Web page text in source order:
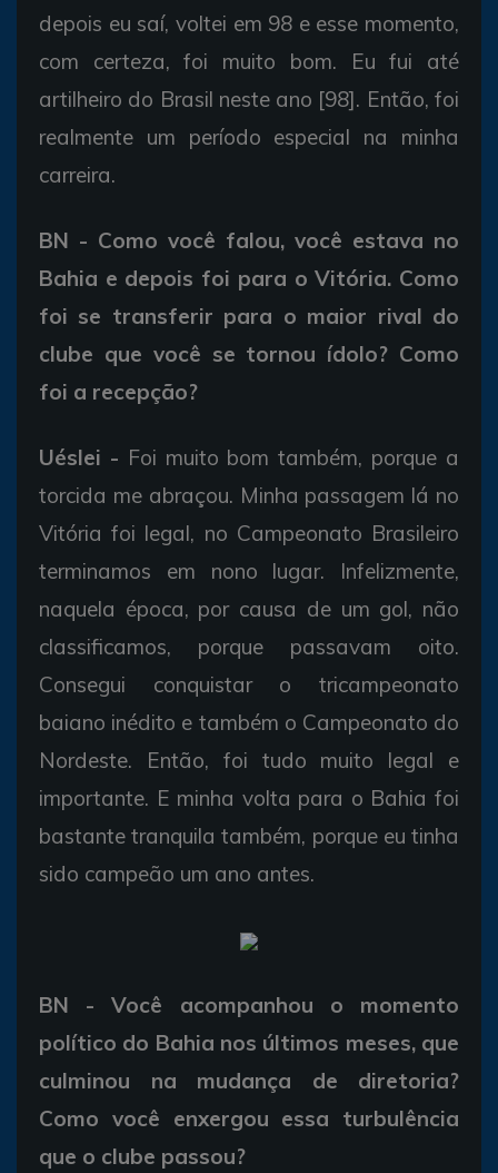
depois eu saí, voltei em 98 e esse momento,
com certeza, foi muito bom. Eu fui até
artilheiro do Brasil neste ano [98]. Então, foi
realmente um período especial na minha
carreira.
BN - Como você falou, você estava no
Bahia e depois foi para o Vitória. Como
foi se transferir para o maior rival do
clube que você se tornou ídolo? Como
foi a recepção?
Uéslei - Foi muito bom também, porque a
torcida me abraçou. Minha passagem lá no
Vitória foi legal, no Campeonato Brasileiro
terminamos em nono lugar. Infelizmente,
naquela época, por causa de um gol, não
classificamos, porque passavam oito.
Consegui conquistar o tricampeonato
baiano inédito e também o Campeonato do
Nordeste. Então, foi tudo muito legal e
importante. E minha volta para o Bahia foi
bastante tranquila também, porque eu tinha
sido campeão um ano antes.
BN - Você acompanhou o momento
político do Bahia nos últimos meses, que
culminou na mudança de diretoria?
Como você enxergou essa turbulência
que o clube passou?